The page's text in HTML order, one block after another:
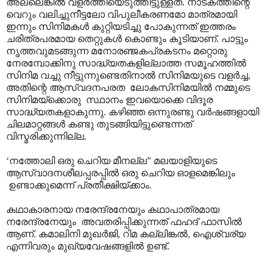
വെറും വലിച്ചുനീട്ടലോ വിപുലീകരണമോ മാത്രമായി
ഇന്നും സിനിമകൾ കുറ്റിയടിച്ചു പോകുന്നത് ഇത്തരം
ചരിത്രപരമായ തെറ്റുകൾ കൊണ്ടും കൂടിയാണ്. പാട്ടും
നൃത്തവുമടങ്ങുന്ന മനോരഞ്ജകപ്രകടനം മറ്റൊരു
നേരമ്പോക്കിനു സാദ്ധ്യതകളില്ലാത്ത സമൂഹത്തിൽ
സിനിമ വച്ചു നീട്ടുന്നുണ്ടെതിനാൽ സിനിമയുടെ വളർച്ച,
അതിന്റെ ആസ്വദനപരത ലോകസിനിമയിൽ നമ്മുടെ
സിനിമയ്ക്കൊരു സ്ഥാനം ഇവയൊക്കെ വിദൂര
സാദ്ധ്യതകളാകുന്നു. കഴിഞ്ഞ ഒന്നുരണ്ടു വർഷങ്ങളായി
ചിലമാറ്റങ്ങൾ കണ്ടു തുടങ്ങിയിട്ടുണ്ടെന്നത്
വിസ്മരിക്കുന്നില്ല.
‘നത്തോലി ഒരു ചെറിയ മീനല്ല” മലയാളിയുടെ
ആസ്വാദനശീലപ്പരപ്പിൽ ഒരു ചെറിയ ഓളമെങ്കിലും
ഉണ്ടാക്കുമെന്ന് പ്രതീക്ഷിയ്ക്കാം.
കഥാകാരനായ നരേന്ദ്രനേയും കഥാപാത്രമായ
നരേന്ദ്രനേയും അവതരിപ്പിക്കുന്നത് ഫഹദ് ഫാസിൽ
ആണ്. കമാലിനി മുഖർജി, റിമ കല്ലിങ്കൽ, ഐശ്വര്യ
എന്നിവരും മുഖ്യവേഷങ്ങളിൽ ഉണ്ട്.